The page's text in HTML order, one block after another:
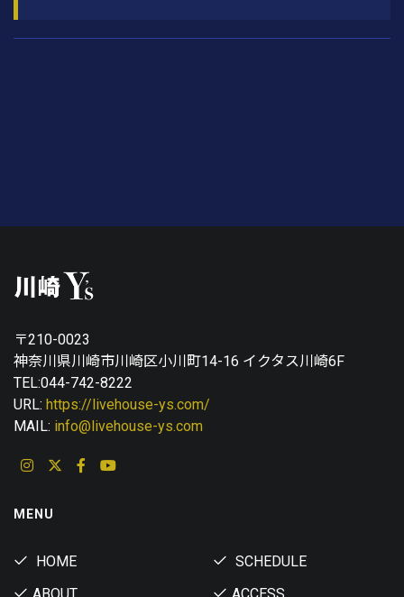
〒210-0023
神奈川県川崎市川崎区小川町14-16 イクタス川崎6F
TEL:044-742-8222
URL: https://livehouse-ys.com/
MAIL: info@livehouse-ys.com
MENU
HOME
SCHEDULE
ABOUT
ACCESS